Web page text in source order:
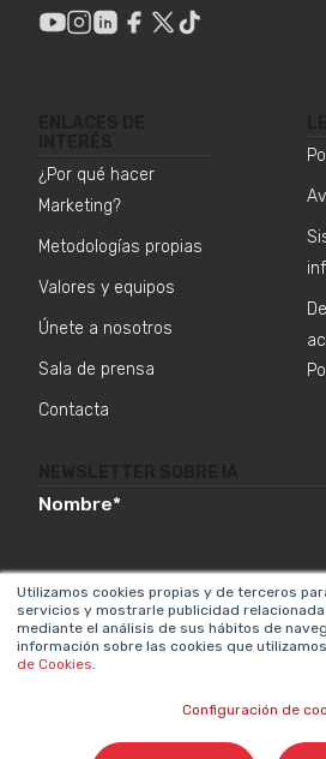
Utilizamos cookies propias y de terceros
servicios y mostrarle publicidad
mediante el análisis de sus hábitos de
información sobre las cookies que
de Cookies.
Configuración de
¿Por qué hacer
Marketing?
Metodologías propias
Valores y equipos
Únete a nosotros
Sala de prensa
Contacta
Nombre*
Email*